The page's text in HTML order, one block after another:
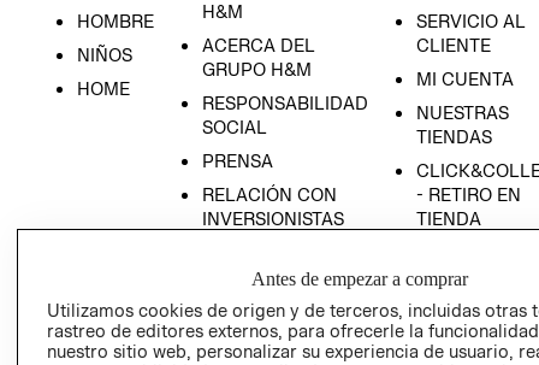
HOMBRE
NIÑOS
HOME
H&M
ACERCA DEL
GRUPO H&M
RESPONSABILIDAD
SOCIAL
PRENSA
RELACIÓN CON
INVERSIONISTAS
EMPRESARIAL
SERVICIO AL
CLIENTE
MI CUENTA
NUESTRAS
TIENDAS
- RETIRO EN
TIENDA
CONDICIONES
AVISO DE
PRIVACIDAD
Antes de empezar a comprar
Utilizamos cookies de origen y de terceros, incluidas otras
rastreo de editores externos, para ofrecerle la
nuestro sitio web, personalizar su experiencia de usuario,